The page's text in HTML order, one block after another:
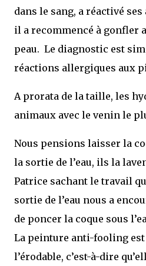
dans le sang, a réactivé
il a recommencé à gonfler
peau. Le diagnostic est
réactions allergiques aux
A prorata de la taille, les
animaux avec le venin le
Nous pensions laisser la
la sortie de l’eau, ils la
Patrice sachant le travail
sortie de l’eau nous a
de poncer la coque sous
La peinture anti-fooling est
l’érodable, c’est-à-dire